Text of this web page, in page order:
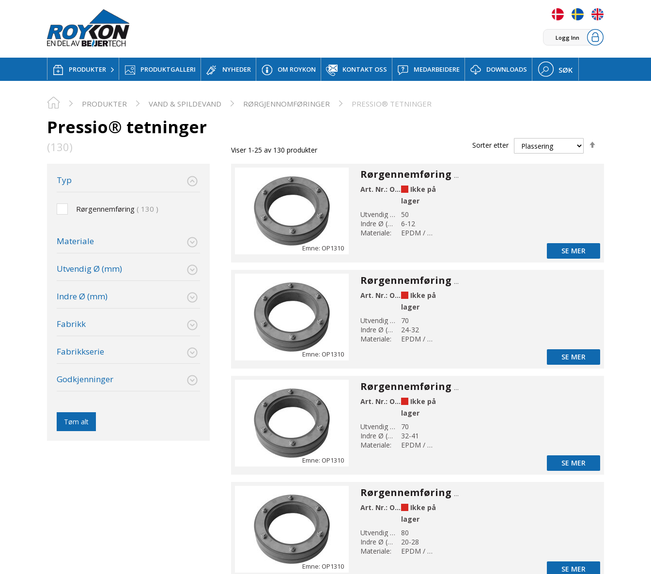
Logg Inn
PRODUKTER PRODUKTGALLERI NYHEDER OM ROYKON KONTAKT OSS MEDARBEIDERE DOWNLOADS SØK
PRODUKTER VAND & SPILDEVAND RØRGJENNOMFØRINGER PRESSIO® TETNINGER
Pressio® tetninger
(130)
Typ
Rørgennemføring 130
Materiale
Utvendig Ø (mm)
Indre Ø (mm)
Fabrikk
Fabrikkserie
Godkjenninger
Tøm alt
Viser 1-25 av 130 produkter
Sorter etter
Emne: OP1310
Rørgennemføring EPDM 50 2-delt
Art. Nr.: OP1310-50-12
Ikke på
lager
Utvendig Ø (mm):
50
Indre Ø (mm):
6-12
Materiale:
EPDM / AISI 304
SE MER
Emne: OP1310
Rørgennemføring EPDM 70 2-delt
Art. Nr.: OP1310-70-32
Ikke på
lager
Utvendig Ø (mm):
70
Indre Ø (mm):
24-32
Materiale:
EPDM / AISI 304
SE MER
Emne: OP1310
Rørgennemføring EPDM 70 2-delt
Art. Nr.: OP1310-70-41
Ikke på
lager
Utvendig Ø (mm):
70
Indre Ø (mm):
32-41
Materiale:
EPDM / AISI 304
SE MER
Emne: OP1310
Rørgennemføring EPDM 80 2-delt
Art. Nr.: OP1310-80-28
Ikke på
lager
Utvendig Ø (mm):
80
Indre Ø (mm):
20-28
Materiale:
EPDM / AISI 304
SE MER